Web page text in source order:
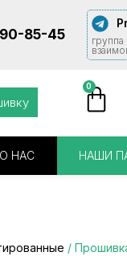
85-45
группа
0
О НАС НАШИ
/